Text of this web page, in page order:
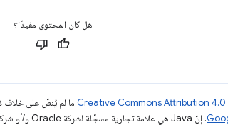
هل كان المحتوى مفيدًا؟
ما لم يُنصّ على خلاف
. إنّ Java هي علامة تجارية مسجَّلة لشركة Oracle و/أو شركائها التابعين.